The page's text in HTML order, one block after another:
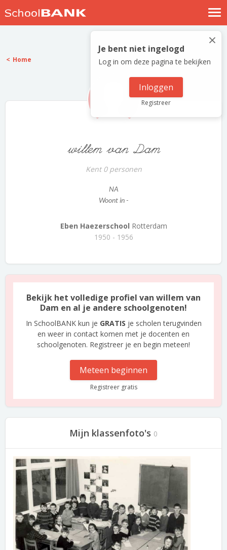
Nostalgische verhalen
Log in
Meld je gratis aan
×
Je bent niet ingelogd
Log in om deze pagina te bekijken
Inloggen
Registreer
Home
willem van Dam
Kent 0 personen
NA
Woont in -
Eben Haezerschool Rotterdam
1950 - 1956
Bekijk het volledige profiel van willem van
Dam en al je andere schoolgenoten!
In SchoolBANK kun je GRATIS je scholen terugvinden
en weer in contact komen met je docenten en
schoolgenoten. Registreer je en begin meteen!
Meteen beginnen
Registreer gratis
Mijn klassenfoto's 0